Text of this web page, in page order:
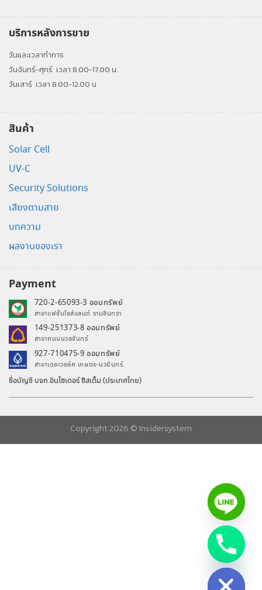
บริการหลังการขาย
วันและเวลาทำการ
วันจันทร์-ศุกร์ เวลา 8.00-17.00 น.
วันเสาร์ เวลา 8.00-12.00 น
สินค้า
Solar Cell
UV-C
Security Solutions
เสียงตามสาย
บทความ
ผลงานของเรา
Payment
720-2-65093-3 ออมทรัพย์
สาขาแฟชั่นไอส์แลนด์ รามอินทรา
149-251373-8 ออมทรัพย์
สาขาถนนนวลจันทร์
927-710475-9 ออมทรัพย์
สาขาเดอะวอล์ค เกษตร-นวมินทร์
ชื่อบัญชี บจก.อินไซเดอร์ ซิสเต็ม (ประเทศไทย)
Copyright 2026 © Insidersystem
Hide
chaty